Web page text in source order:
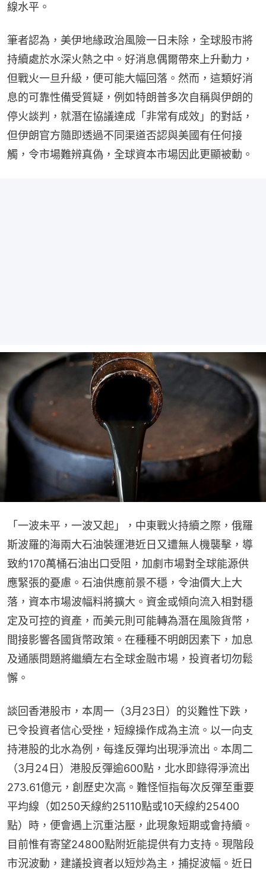
線水平。
筆者認為，美伊地緣政治風險一日未除，全球股市將
持續處於水深火熱之中。好消息偶爾帶來上升動力，
但戰火一旦升級，便可能大幅回落。然而，這類好消
息的可靠性備受質疑，例如特朗普多次自稱與伊朗的
停火談判，就潛在協議達成「非常有成效」的對話，
但伊朗官方隨即透過不同渠道否認與美國有任何接
觸，令市場難辨真偽，全球資本市場因此更顯被動。
「一波未平，一波又起」，中東戰火持續之際，俄羅
斯波羅的海兩大石油裝運港近日又遭無人機襲擊，導
致約170萬桶石油出口受阻，加劇市場對全球能源供
應緊張的憂慮。石油供應前景不穩，令油價大上大
落，資本市場波幅料將擴大。資金或傾向流入相對穩
定及可控的資產，而美元則可能轉為潛在風險貨幣，
間接影響各國貨幣政策。在種種不明朗因素下，加息
及通脹問題將繼續左右全球金融市場，投資者切勿鬆
懈。
談回香港股市，本周一（3月23日）的災難性下跌，
已令投資者信心受挫，短線操作成為主流。以一向支
持港股的北水為例，每逢反彈均出現淨流出。本周二
（3月24日）港股反彈逾600點，北水即錄得淨流出
273.61億元，創歷史次高。難怪恒指每次反彈至重要
平均線（如250天線約25110點或10天線約25400
點）時，便會遇上沉重沽壓，此現象短期或會持續。
目前惟有寄望24800點附近能提供有力支持。現階段
市況波動，建議投資者以短炒為主，捕捉波幅。近日